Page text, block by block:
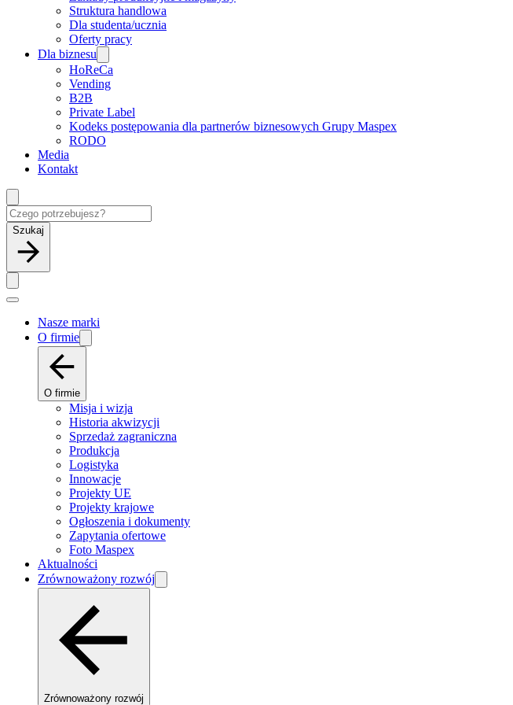
Struktura handlowa
Dla studenta/ucznia
Oferty pracy
Dla biznesu
HoReCa
Vending
B2B
Private Label
Kodeks postępowania dla partnerów biznesowych Grupy Maspex
RODO
Media
Kontakt
Szukaj
Nasze marki
O firmie
O firmie
Misja i wizja
Historia akwizycji
Sprzedaż zagraniczna
Produkcja
Logistyka
Innowacje
Projekty UE
Projekty krajowe
Ogłoszenia i dokumenty
Zapytania ofertowe
Foto Maspex
Aktualności
Zrównoważony rozwój
Zrównoważony rozwój